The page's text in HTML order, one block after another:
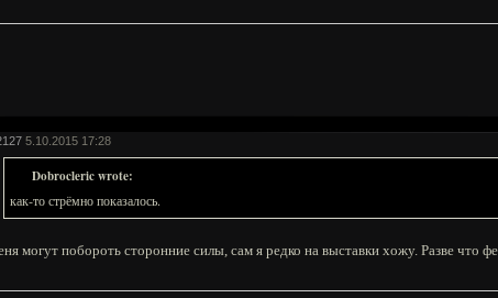
5.10.2015 17:28
Dobrocleric wrote:
как-то стрёмно показалось.
могут побороть сторонние силы, сам я редко на выставки хожу. Разве что